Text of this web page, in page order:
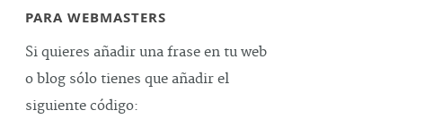
PARA WEBMASTERS
Si quieres añadir una frase en tu web
o blog sólo tienes que añadir el
siguiente código: